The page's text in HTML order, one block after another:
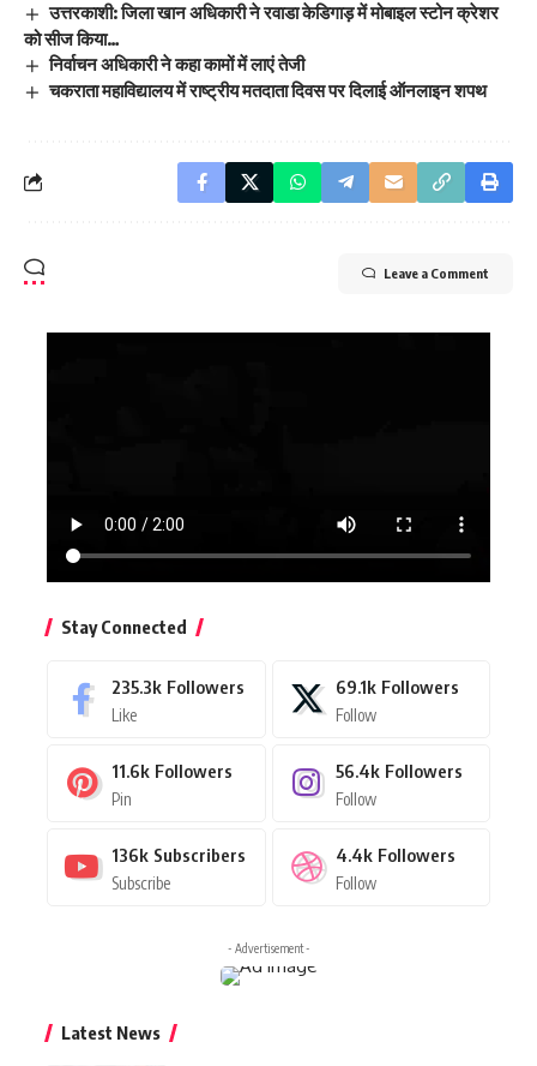
उत्तरकाशी: जिला खान अधिकारी ने रवाडा केडिगाड़ में मोबाइल स्टोन क्रेशर
को सीज किया…
निर्वाचन अधिकारी ने कहा कामों में लाएं तेजी
चकराता महाविद्यालय में राष्ट्रीय मतदाता दिवस पर दिलाई ऑनलाइन शपथ
Leave a Comment
Stay Connected
235.3k Followers
Like
69.1k Followers
Follow
11.6k Followers
Pin
56.4k Followers
Follow
136k Subscribers
Subscribe
4.4k Followers
Follow
- Advertisement -
Latest News